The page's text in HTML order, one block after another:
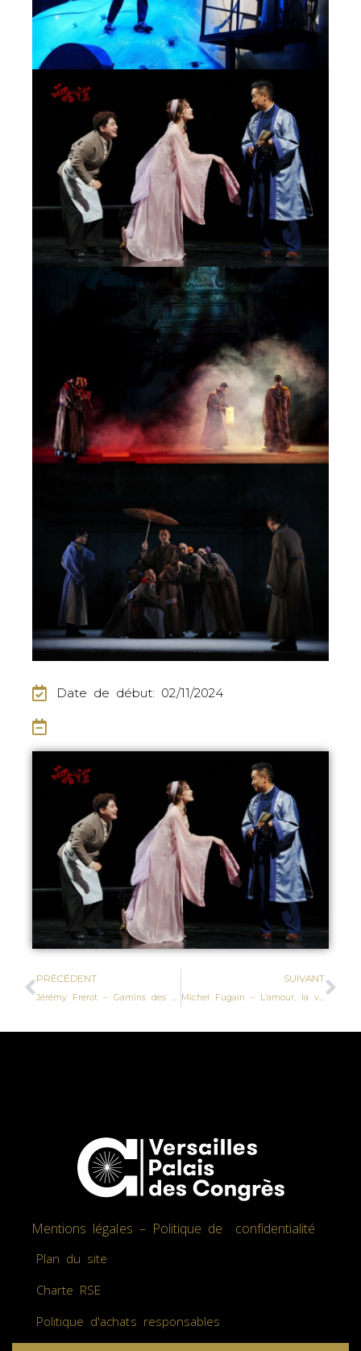
Date de début: 02/11/2024
PRÉCÉDENT
Jérémy Frerot – Gamins des Sables
SUIVANT
Michel Fugain – L’amour, la vie, etc.
Mentions légales – Politique de confidentialité
Plan du site
Charte RSE
Politique d'achats responsables